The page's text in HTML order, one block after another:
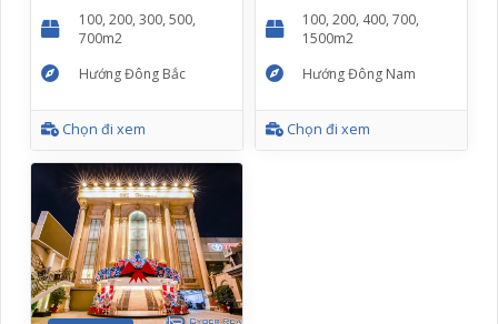
100, 200, 300, 500,
700m2
Hướng Đông Bắc
Chọn đi xem
100, 200, 400, 700,
1500m2
Hướng Đông Nam
Chọn đi xem